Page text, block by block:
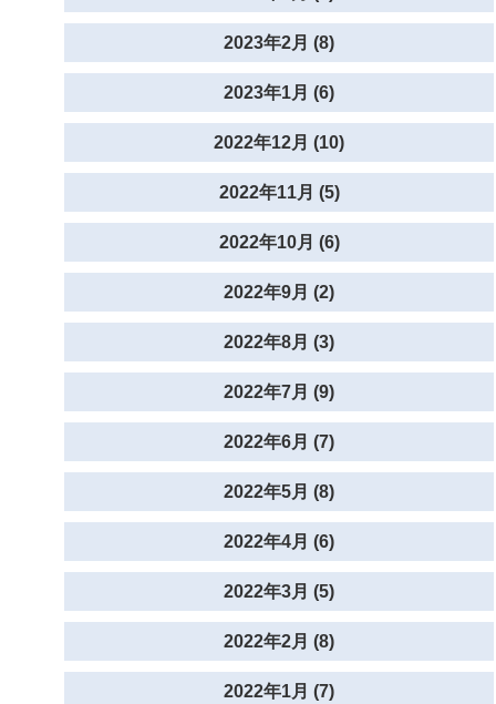
2023年2月 (8)
2023年1月 (6)
2022年12月 (10)
2022年11月 (5)
2022年10月 (6)
2022年9月 (2)
2022年8月 (3)
2022年7月 (9)
2022年6月 (7)
2022年5月 (8)
2022年4月 (6)
2022年3月 (5)
2022年2月 (8)
2022年1月 (7)